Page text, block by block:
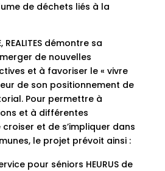
de déchets liés à la
REALITES démontre sa
de nouvelles
et à favoriser le « vivre
de son positionnement de
Pour permettre à
et à différentes
et de s’impliquer dans
le projet prévoit ainsi :
pour séniors HEURUS de